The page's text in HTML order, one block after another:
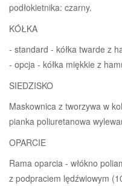
podłokietnika: czarny.
KÓŁKA
- standard - kółka twarde z
- opcja - kółka miękkie z
SIEDZISKO
Maskownica z tworzywa w
pianka poliuretanowa
OPARCIE
Rama oparcia - włókno
z podpraciem lędźwiowym